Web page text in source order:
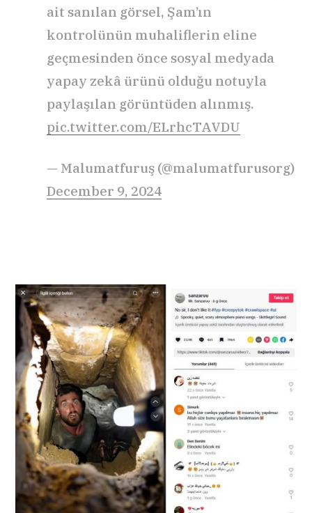
ait sanılan görsel, Şam’ın
kontrolünün muhaliflerin eline
geçmesinden önce sosyal medyada
yapay zekâ ürünü olduğu notuyla
paylaşılan görüntüden alınmış.
pic.twitter.com/ELrhcTAVDU
— Malumatfuruş (@malumatfurusorg)
December 9, 2024